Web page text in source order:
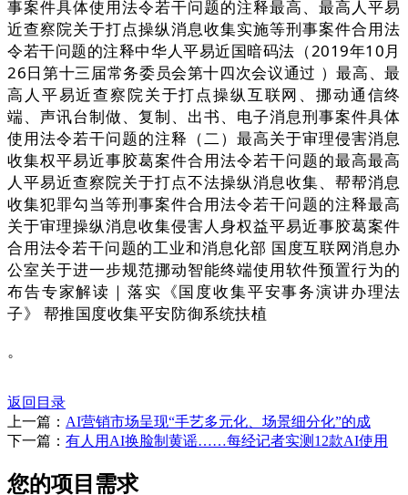
事案件具体使用法令若干问题的注释最高、最高人平易
近查察院关于打点操纵消息收集实施等刑事案件合用法
令若干问题的注释中华人平易近国暗码法（2019年10月
26日第十三届常务委员会第十四次会议通过 ）最高、最
高人平易近查察院关于打点操纵互联网、挪动通信终
端、声讯台制做、复制、出书、电子消息刑事案件具体
使用法令若干问题的注释（二）最高关于审理侵害消息
收集权平易近事胶葛案件合用法令若干问题的最高最高
人平易近查察院关于打点不法操纵消息收集、帮帮消息
收集犯罪勾当等刑事案件合用法令若干问题的注释最高
关于审理操纵消息收集侵害人身权益平易近事胶葛案件
合用法令若干问题的工业和消息化部 国度互联网消息办
公室关于进一步规范挪动智能终端使用软件预置行为的
布告专家解读｜落实《国度收集平安事务演讲办理法
子》 帮推国度收集平安防御系统扶植
。
返回目录
上一篇： AI营销市场呈现“手艺多元化、场景细分化”的成
下一篇： 有人用AI换脸制黄谣……每经记者实测12款AI使用
您的项目需求